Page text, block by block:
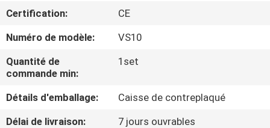
VISITE
DE
L'USINE
CONTRÔLE
QUALITÉ
Certification:
CE
Numéro de modèle:
VS10
Quantité de
commande min:
1set
Détails d'emballage:
Caisse de contreplaqué
Délai de livraison:
7 jours ouvrables